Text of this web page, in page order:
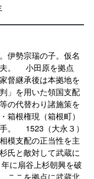
伊勢宗瑞の子。仮名
夫。 小田原を拠点
督継承後は本拠地を
」を用いた領国支配
の代替わり諸施策を
箱根権現（箱根町）
。 1523（大永３）
模支配の正当性を主
氏と敵対して武蔵に
に扇谷上杉朝興を破
ここを拠点に武蔵北